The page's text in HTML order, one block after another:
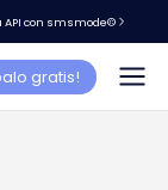
API con smsmode©
gratis!